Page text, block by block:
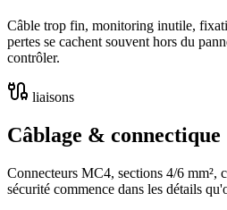
Câble trop fin, monitoring inutile,
pertes se cachent souvent hors du
contrôler.
liaisons
Câblage & connectique
Connecteurs MC4, sections 4/6 mm²,
sécurité commence dans les détails